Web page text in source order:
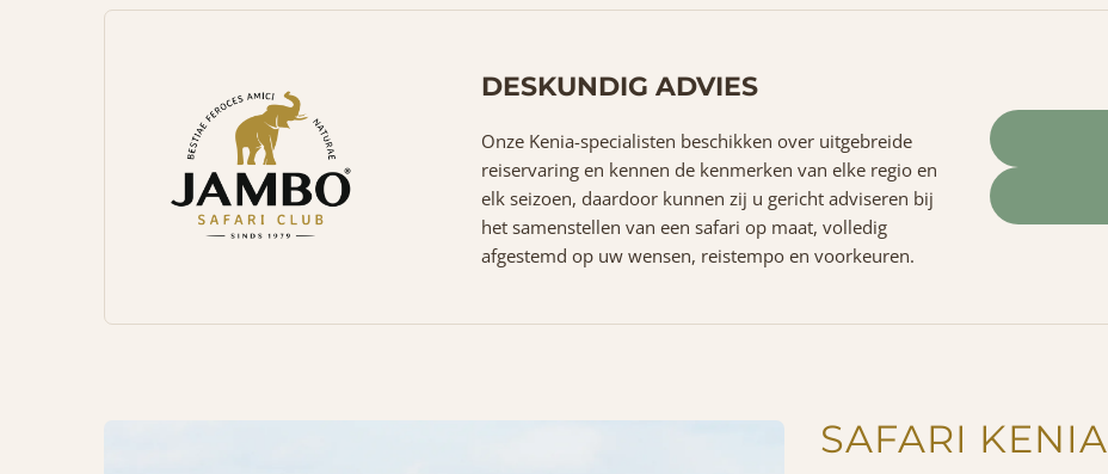
DESKUNDIG ADVIES
Onze Kenia-specialisten beschikken over uitgebreide
reiservaring en kennen de kenmerken van elke regio en
elk seizoen, daardoor kunnen zij u gericht adviseren bij
het samenstellen van een safari op maat, volledig
afgestemd op uw wensen, reistempo en voorkeuren.
SAFARI KENIA